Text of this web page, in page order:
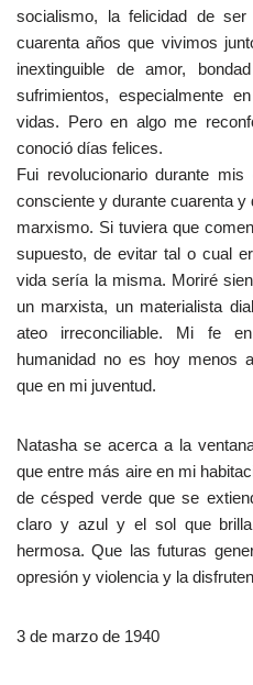
socialismo, la felicidad de
cuarenta años que vivimos
inextinguible de amor,
sufrimientos, especialmente
vidas. Pero en algo me
conoció días felices.
Fui revolucionario durante
consciente y durante cuarenta
marxismo. Si tuviera que
supuesto, de evitar tal o cual
vida sería la misma. Moriré
un marxista, un materialista
ateo irreconciliable. Mi fe
humanidad no es hoy menos
que en mi juventud.
Natasha se acerca a la
que entre más aire en mi
de césped verde que se
claro y azul y el sol que
hermosa. Que las futuras
opresión y violencia y la
3 de marzo de 1940